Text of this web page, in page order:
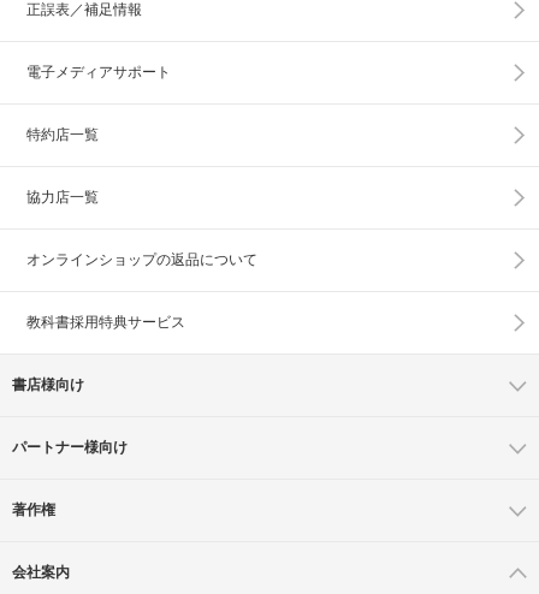
正誤表／補足情報
電子メディアサポート
特約店一覧
協力店一覧
オンラインショップの返品について
教科書採用特典サービス
書店様向け
パートナー様向け
著作権
会社案内